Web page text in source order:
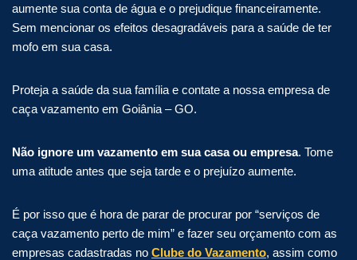
aumente sua conta de água e o prejudique financeiramente.
Sem mencionar os efeitos desagradáveis ​​para a saúde de ter
mofo em sua casa.
Proteja a saúde da sua família e contate a nossa empresa de
caça vazamento em Goiânia – GO.
Não ignore um vazamento em sua casa ou empresa. Tome
uma atitude antes que seja tarde e o prejuízo aumente.
É por isso que é hora de parar de procurar por “serviços de
caça vazamento perto de mim” e fazer seu orçamento com as
empresas cadastradas no Clube do Vazamento, assim como